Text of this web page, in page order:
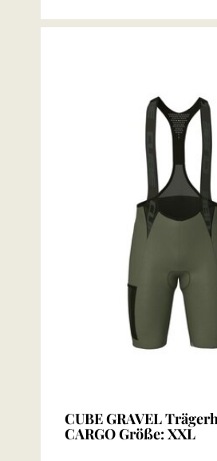
CUBE GRAVEL
CARGO Größe: XXL